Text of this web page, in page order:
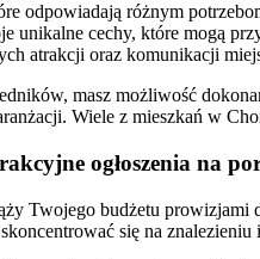
odpowiadają różnym
unikalne cechy, które mogą
atrakcji oraz komunikacji
masz możliwość
Wiele z mieszkań w
ogłoszenia na
Twojego budżetu prowizjami
się na